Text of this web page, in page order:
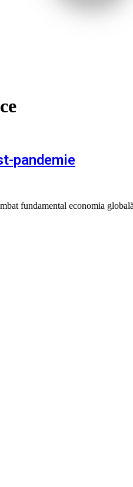
pandemie
fundamental economia